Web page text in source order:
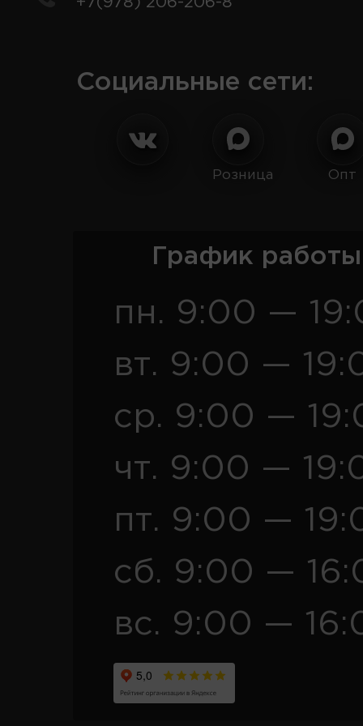
Социальные сети:
Розница Опт
График
пн. 9:00 —
вт. 9:00 —
ср. 9:00 —
чт. 9:00 —
пт. 9:00 —
сб. 9:00 —
вс. 9:00 —